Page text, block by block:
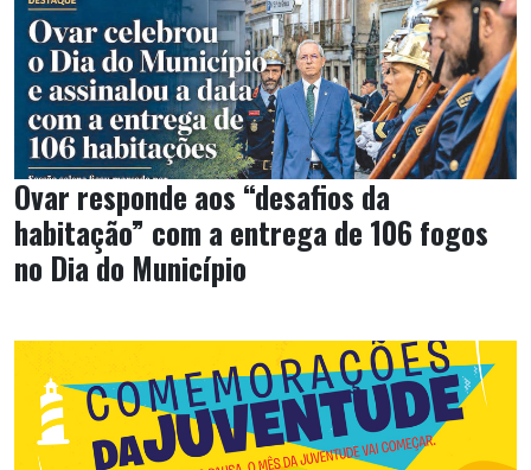
Ovar responde aos “desafios da
habitação” com a entrega de 106 fogos
no Dia do Município